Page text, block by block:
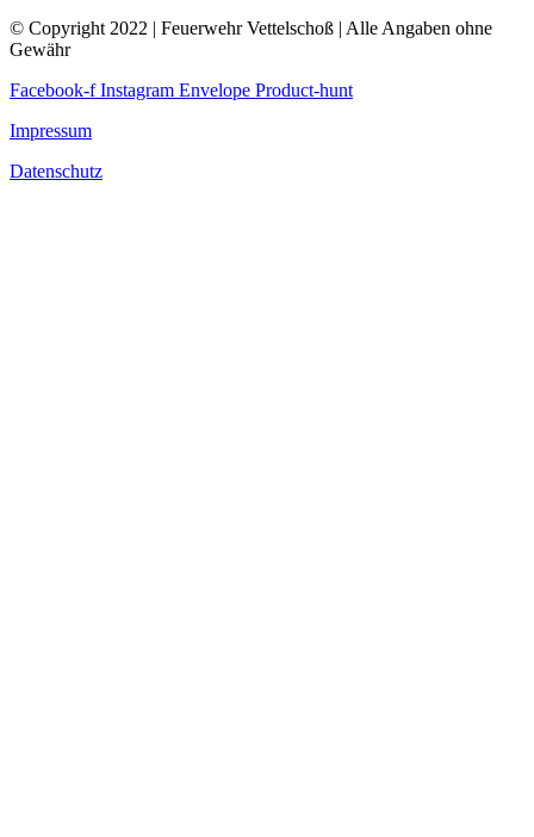
© Copyright 2022 | Feuerwehr Vettelschoß | Alle Angaben ohne
Gewähr
Facebook-f Instagram Envelope Product-hunt
Impressum
Datenschutz